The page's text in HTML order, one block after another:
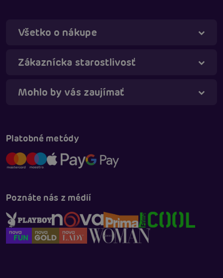
Všetko o nákupe
Zákaznícka starostlivosť
Mohlo by vás zaujímať
Platobné metódy
Poznáte nás z médií
Táňa - virtuálna asistentka